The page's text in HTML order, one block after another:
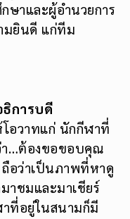
ษาและผู้อำนวยการ
มยินดี แก่ทีม
ธิการบดี
อวาทแก่ นักกีฬาที่
า…ต้องขอขอบคุณ
อว่าเป็นภาพที่หาดู
าชมและมาเชียร์
ที่อยู่ในสนามก็มี